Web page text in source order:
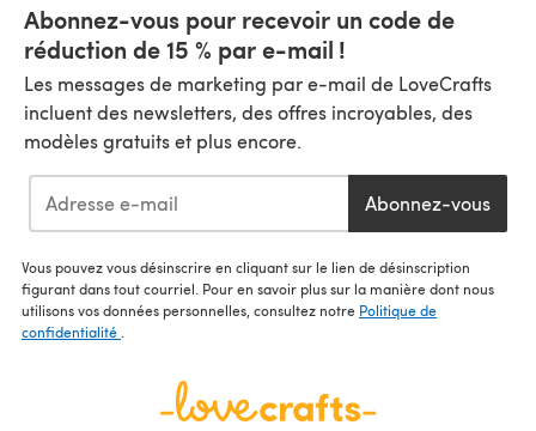
Abonnez-vous pour recevoir un code de
réduction de 15 % par e-mail !
Les messages de marketing par e-mail de LoveCrafts
incluent des newsletters, des offres incroyables, des
modèles gratuits et plus encore.
Abonnez-vous
Vous pouvez vous désinscrire en cliquant sur le lien de désinscription
figurant dans tout courriel. Pour en savoir plus sur la manière dont nous
utilisons vos données personnelles, consultez notre Politique de
confidentialité